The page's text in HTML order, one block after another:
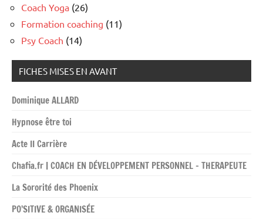
Coach Yoga (26)
Formation coaching (11)
Psy Coach (14)
FICHES MISES EN AVANT
Dominique ALLARD
Hypnose être toi
Acte II Carrière
Chafia.fr | COACH EN DÉVELOPPEMENT PERSONNEL – THERAPEUTE
La Sororité des Phoenix
PO’SITIVE & ORGANISÉE